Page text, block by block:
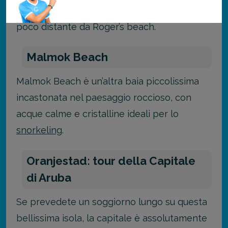
una bellissima baia a forma di mezzaluna
poco distante da Roger’s beach.
Malmok Beach
Malmok Beach è un’altra baia piccolissima
incastonata nel paesaggio roccioso, con
acque calme e cristalline ideali per lo
snorkeling.
Oranjestad: tour della Capitale
di Aruba
Se prevedete un soggiorno lungo su questa
bellissima isola, la capitale è assolutamente